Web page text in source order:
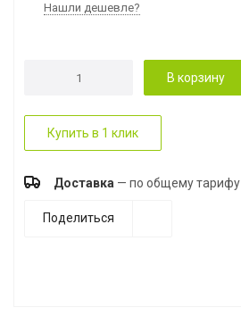
Нашли дешевле?
В корзину
Купить в 1 клик
Доставка — по общему тарифу
Поделиться